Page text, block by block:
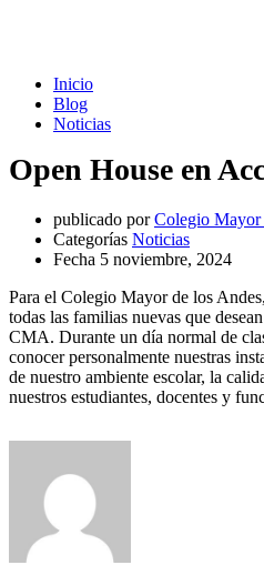
Inicio
Blog
Noticias
Open House en
publicado por Colegio Mayor
Categorías Noticias
Fecha 5 noviembre, 2024
Para el Colegio Mayor de los
todas las familias nuevas que
CMA. Durante un día normal de
conocer personalmente nuestras
de nuestro ambiente escolar, la
nuestros estudiantes, docentes y